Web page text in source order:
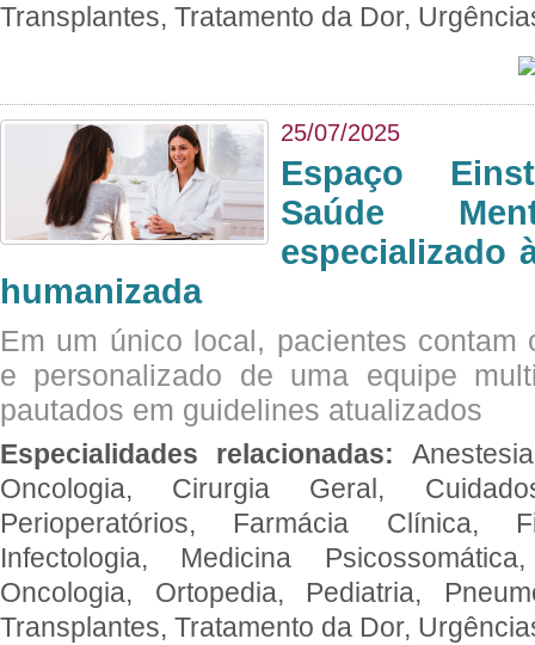
Transplantes, Tratamento da Dor,
25/07/2025
Espaço
Saúde
especializado
humanizada
Em um único local, pacientes contam
e personalizado de uma equipe
pautados em guidelines atualizados
Especialidades relacionadas:
Oncologia, Cirurgia Geral,
Perioperatórios, Farmácia Clínica,
Infectologia, Medicina
Oncologia, Ortopedia, Pediatria,
Transplantes, Tratamento da Dor,